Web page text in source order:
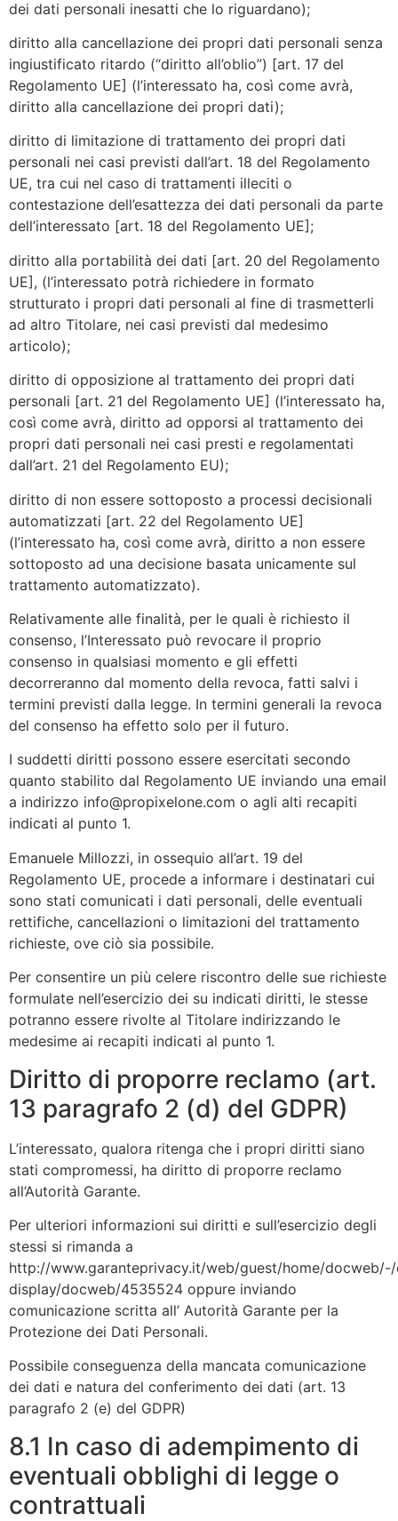
dei dati personali inesatti che lo riguardano);
diritto alla cancellazione dei propri dati personali senza
ingiustificato ritardo (“diritto all’oblio”) [art. 17 del
Regolamento UE] (l’interessato ha, così come avrà,
diritto alla cancellazione dei propri dati);
diritto di limitazione di trattamento dei propri dati
personali nei casi previsti dall’art. 18 del Regolamento
UE, tra cui nel caso di trattamenti illeciti o
contestazione dell’esattezza dei dati personali da parte
dell’interessato [art. 18 del Regolamento UE];
diritto alla portabilità dei dati [art. 20 del Regolamento
UE], (l’interessato potrà richiedere in formato
strutturato i propri dati personali al fine di trasmetterli
ad altro Titolare, nei casi previsti dal medesimo
articolo);
diritto di opposizione al trattamento dei propri dati
personali [art. 21 del Regolamento UE] (l’interessato ha,
così come avrà, diritto ad opporsi al trattamento dei
propri dati personali nei casi presti e regolamentati
dall’art. 21 del Regolamento EU);
diritto di non essere sottoposto a processi decisionali
automatizzati [art. 22 del Regolamento UE]
(l’interessato ha, così come avrà, diritto a non essere
sottoposto ad una decisione basata unicamente sul
trattamento automatizzato).
Relativamente alle finalità, per le quali è richiesto il
consenso, l’Interessato può revocare il proprio
consenso in qualsiasi momento e gli effetti
decorreranno dal momento della revoca, fatti salvi i
termini previsti dalla legge. In termini generali la revoca
del consenso ha effetto solo per il futuro.
I suddetti diritti possono essere esercitati secondo
quanto stabilito dal Regolamento UE inviando una email
a indirizzo info@propixelone.com o agli alti recapiti
indicati al punto 1.
Emanuele Millozzi, in ossequio all’art. 19 del
Regolamento UE, procede a informare i destinatari cui
sono stati comunicati i dati personali, delle eventuali
rettifiche, cancellazioni o limitazioni del trattamento
richieste, ove ciò sia possibile.
Per consentire un più celere riscontro delle sue richieste
formulate nell’esercizio dei su indicati diritti, le stesse
potranno essere rivolte al Titolare indirizzando le
medesime ai recapiti indicati al punto 1.
Diritto di proporre reclamo (art.
13 paragrafo 2 (d) del GDPR)
L’interessato, qualora ritenga che i propri diritti siano
stati compromessi, ha diritto di proporre reclamo
all’Autorità Garante.
Per ulteriori informazioni sui diritti e sull’esercizio degli
stessi si rimanda a
http://www.garanteprivacy.it/web/guest/home/
display/docweb/4535524 oppure inviando
comunicazione scritta all’ Autorità Garante per la
Protezione dei Dati Personali.
Possibile conseguenza della mancata comunicazione
dei dati e natura del conferimento dei dati (art. 13
paragrafo 2 (e) del GDPR)
8.1 In caso di adempimento di
eventuali obblighi di legge o
contrattuali